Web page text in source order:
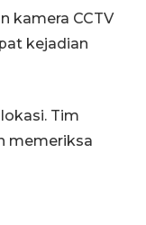
kamera CCTV
kejadian
Tim
memeriksa